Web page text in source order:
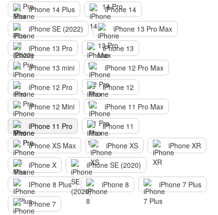
iPhone 14 Plus
iPhone 14
iPhone SE (2022)
iPhone 13 Pro Max
iPhone 13 Pro
iPhone 13
iPhone 13 mini
iPhone 12 Pro Max
iPhone 12 Pro
iPhone 12
iPhone 12 Mini
iPhone 11 Pro Max
iPhone 11 Pro
iPhone 11
iPhone XS Max
iPhone XS
iPhone XR
iPhone X
iPhone SE (2020)
IPhone 8 Plus
iPhone 8
iPhone 7 Plus
iPhone 7